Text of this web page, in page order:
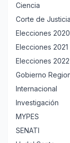
Ciencia
Corte de
Elecciones 2020
Elecciones 2021
Elecciones 2022
Gobierno
Internacional
Investigación
MYPES
SENATI